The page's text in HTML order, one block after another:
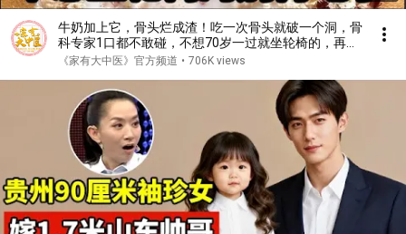
牛奶加上它，骨头烂成渣！吃一次骨头就破一个洞，骨
科专家1口都不敢碰，不想70岁一过就坐轮椅的，再喜
欢都要忌口！【家庭大医生】
《家有大中医》官方频道 • 706K views